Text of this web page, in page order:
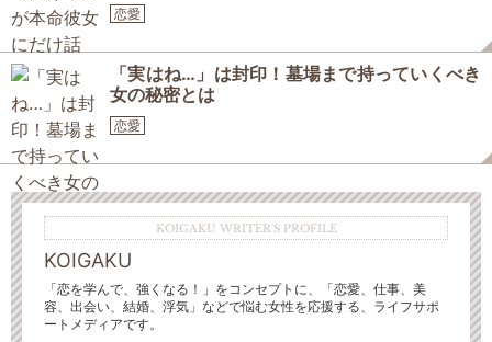
恋愛
「実はね…」は封印！墓場まで持っていくべき
女の秘密とは
恋愛
KOIGAKU WRITER'S PROFILE
KOIGAKU
「恋を学んで、強くなる！」をコンセプトに、「恋愛、仕事、美
容、出会い、結婚、浮気」などで悩む女性を応援する、ライフサポ
ートメディアです。